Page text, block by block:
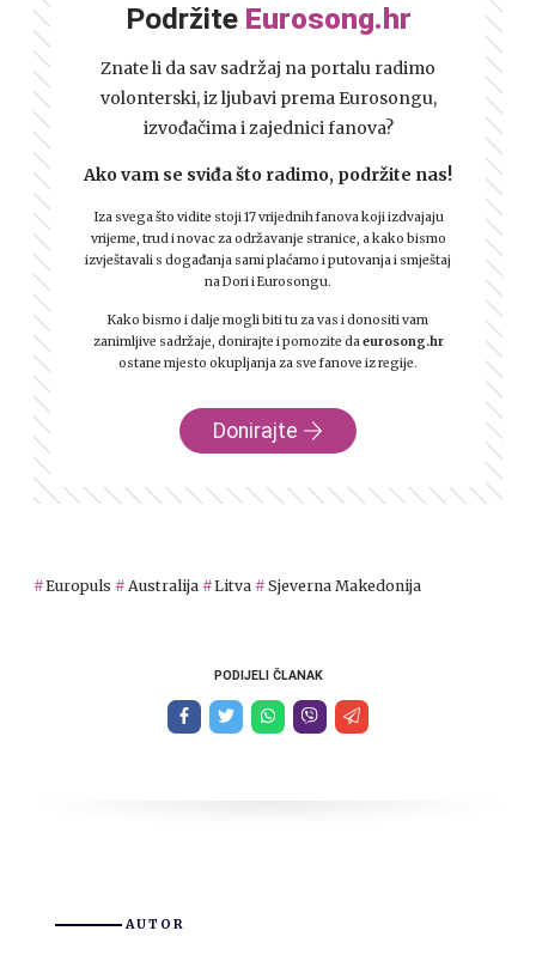
Podržite Eurosong.hr
Znate li da sav sadržaj na portalu radimo
volonterski, iz ljubavi prema Eurosongu,
izvođačima i zajednici fanova?
Ako vam se sviđa što radimo, podržite nas!
Iza svega što vidite stoji 17 vrijednih fanova koji izdvajaju
vrijeme, trud i novac za održavanje stranice, a kako bismo
izvještavali s događanja sami plaćamo i putovanja i smještaj
na Dori i Eurosongu.
Kako bismo i dalje mogli biti tu za vas i donositi vam
zanimljive sadržaje, donirajte i pomozite daeurosong.hr
ostane mjesto okupljanja za sve fanove iz regije.
Donirajte
Europuls Australija Litva Sjeverna Makedonija
PODIJELI ČLANAK
AUTOR